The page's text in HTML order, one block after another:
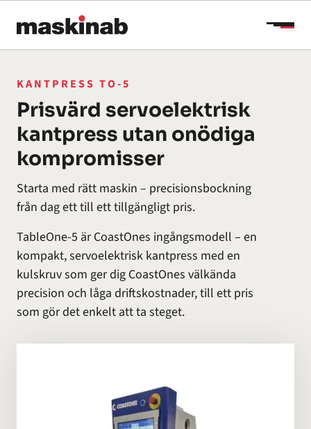
KANTPRESS TO-5
Prisvärd servoelektrisk
kantpress utan onödiga
kompromisser
Starta med rätt maskin – precisionsbockning
från dag ett till ett tillgängligt pris.
TableOne-5 är CoastOnes ingångsmodell – en
kompakt, servoelektrisk kantpress med en
kulskruv som ger dig CoastOnes välkända
precision och låga driftskostnader, till ett pris
som gör det enkelt att ta steget.